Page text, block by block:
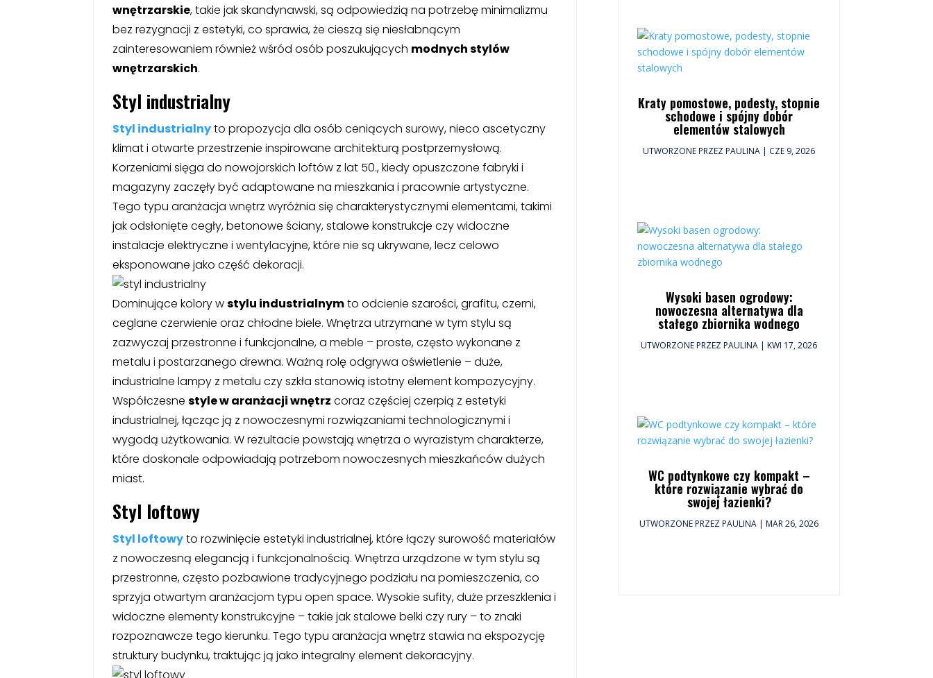
wnętrzarskie, takie jak skandynawski, są odpowiedzią na potrzebę minimalizmu
bez rezygnacji z estetyki, co sprawia, że cieszą się niesłabnącym
zainteresowaniem również wśród osób poszukujących modnych stylów
wnętrzarskich.
Styl industrialny
Styl industrialnyto propozycja dla osób ceniących surowy, nieco ascetyczny
klimat i otwarte przestrzenie inspirowane architekturą postprzemysłową.
Korzeniami sięga do nowojorskich loftów z lat 50., kiedy opuszczone fabryki i
magazyny zaczęły być adaptowane na mieszkania i pracownie artystyczne.
Tego typu aranżacja wnętrz wyróżnia się charakterystycznymi elementami, takimi
jak odsłonięte cegły, betonowe ściany, stalowe konstrukcje czy widoczne
instalacje elektryczne i wentylacyjne, które nie są ukrywane, lecz celowo
eksponowane jako część dekoracji.
Dominujące kolory wstylu industrialnymto odcienie szarości, grafitu, czerni,
ceglane czerwienie oraz chłodne biele. Wnętrza utrzymane w tym stylu są
zazwyczaj przestronne i funkcjonalne, a meble – proste, często wykonane z
metalu i postarzanego drewna. Ważną rolę odgrywa oświetlenie – duże,
industrialne lampy z metalu czy szkła stanowią istotny element kompozycyjny.
Współczesnestyle w aranżacji wnętrz coraz częściej czerpią z estetyki
industrialnej, łącząc ją z nowoczesnymi rozwiązaniami technologicznymi i
wygodą użytkowania. W rezultacie powstają wnętrza o wyrazistym charakterze,
które doskonale odpowiadają potrzebom nowoczesnych mieszkańców dużych
miast.
Styl loftowy
Styl loftowyto rozwinięcie estetyki industrialnej, które łączy surowość materiałów
z nowoczesną elegancją i funkcjonalnością. Wnętrza urządzone w tym stylu są
przestronne, często pozbawione tradycyjnego podziału na pomieszczenia, co
sprzyja otwartym aranżacjom typu open space. Wysokie sufity, duże przeszklenia i
widoczne elementy konstrukcyjne – takie jak stalowe belki czy rury – to znaki
rozpoznawcze tego kierunku. Tego typu aranżacja wnętrz stawia na ekspozycję
struktury budynku, traktując ją jako integralny element dekoracyjny.
Kraty pomostowe, podesty, stopnie
schodowe i spójny dobór
elementów stalowych
UTWORZONE PRZEZPAULINA | CZE 9, 2026
Wysoki basen ogrodowy:
nowoczesna alternatywa dla
stałego zbiornika wodnego
UTWORZONE PRZEZPAULINA |KWI 17, 2026
WC podtynkowe czy kompakt –
które rozwiązanie wybrać do
swojej łazienki?
UTWORZONE PRZEZPAULINA |MAR 26, 2026